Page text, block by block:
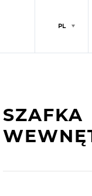
PL
SZAFKA